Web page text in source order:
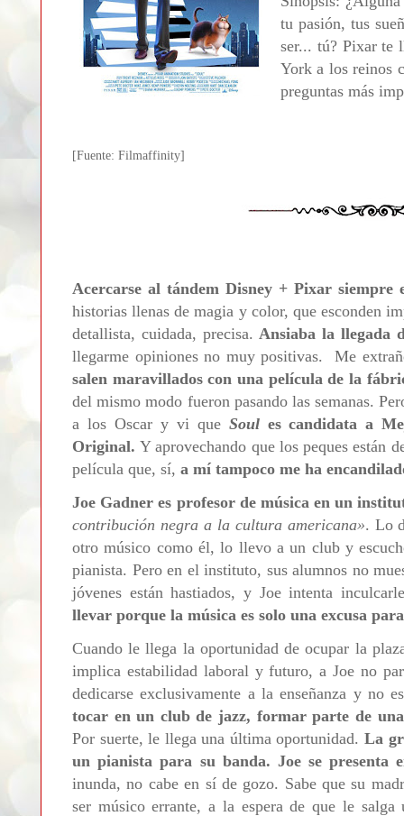
tu pasión, tus
ser... tú? Pixar te
York a los reinos
preguntas más
[Fuente: Filmaffinity]
Acercarse al tándem Disney + Pixar siempre
historias llenas de magia y color, que esconden
detallista, cuidada, precisa. Ansiaba la llegada
llegarme opiniones no muy positivas. Me
salen maravillados con una película de la
del mismo modo fueron pasando las semanas.
a los Oscar y vi que Soules candidata a
Original.Y aprovechando que los peques están
película que, sí, a mí tampoco me ha
Joe Gadner es profesor de música en un
contribución negra a la cultura americana». Lo
otro músico como él, lo llevo a un club y
pianista. Pero en el instituto, sus alumnos no
jóvenes están hastiados, y Joe intenta
llevar porque la música es solo una excusa
Cuando le llega la oportunidad de ocupar la
implica estabilidad laboral y futuro, a Joe no
dedicarse exclusivamente a la enseñanza y no
tocar en un club de jazz, formar parte de
Por suerte, le llega una última oportunidad. La
un pianista para su banda. Joe se presenta
inunda, no cabe en sí de gozo. Sabe que su
ser músico errante, a la espera de que le